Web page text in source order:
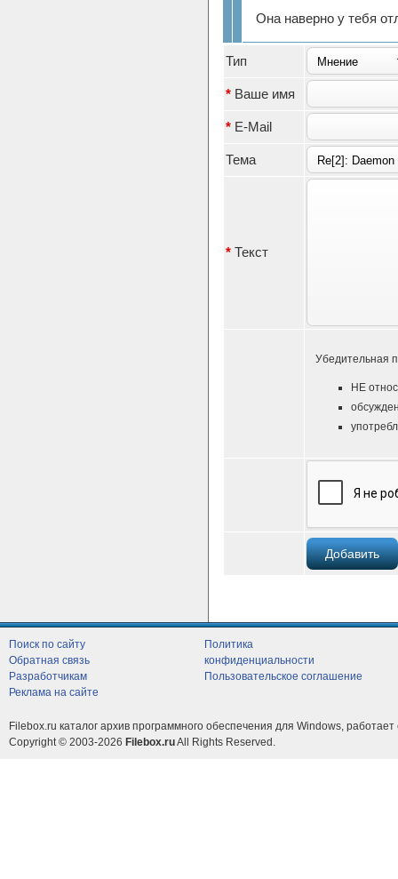
Она наверно у тебя
Тип
* Ваше имя
* E-Mail
Тема
* Текст
Убедительная
НЕ
Поиск по сайту
Обратная связь
Разработчикам
Реклама на сайте
Политика
конфиденциальности
Пользовательское соглашение
Filebox.ru каталог архив программного обеспечения для Windows, работает
Copyright © 2003-2026 Filebox.ruAll Rights Reserved.